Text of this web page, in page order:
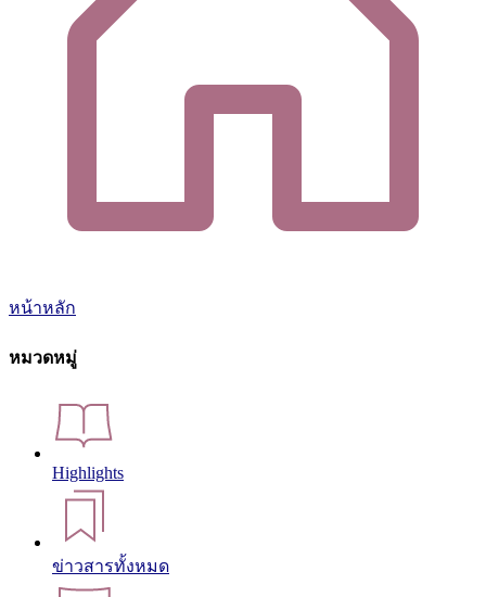
หน้าหลัก
หมวดหมู่
Highlights
ข่าวสารทั้งหมด